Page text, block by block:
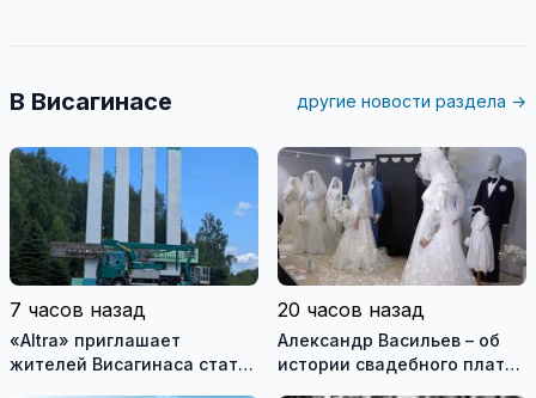
В Висагинасе другие новости раздела →
7 часов назад
«Altra» приглашает
жителей Висагинаса стать
20 часов назад
Александр Васильев – об
истории свадебного платья